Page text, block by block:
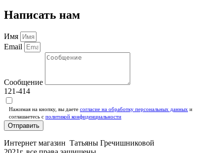
Написать нам
Имя
Email
Сообщение
121-414
Нажимая на кнопку, вы даете согласие на обработку персональных данных и
соглашаетесь c политикой конфиденциальности
Отправить
Интернет магазин Татьяны Гречишниковой